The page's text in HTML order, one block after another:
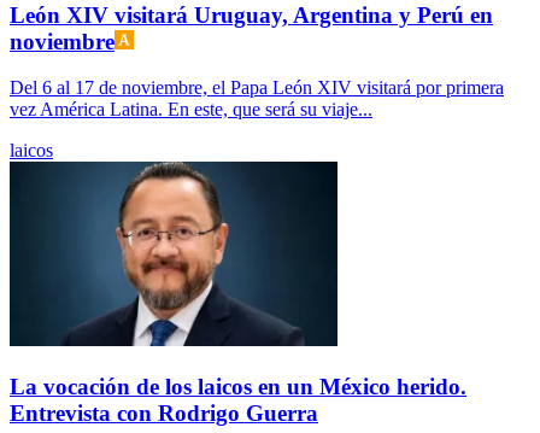
León XIV visitará Uruguay, Argentina y Perú en
noviembre
Del 6 al 17 de noviembre, el Papa León XIV visitará por primera
vez América Latina. En este, que será su viaje...
laicos
La vocación de los laicos en un México herido.
Entrevista con Rodrigo Guerra